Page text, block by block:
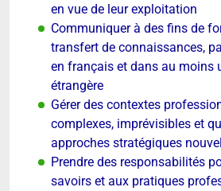
en vue de leur exploitation
Communiquer à des fins de
transfert de connaissances,
en français et dans au moins
étrangère
Gérer des contextes
complexes, imprévisibles et
approches stratégiques
Prendre des responsabilités
savoirs et aux pratiques